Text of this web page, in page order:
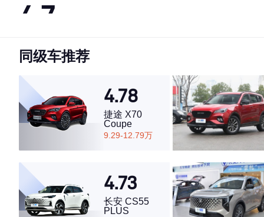
4.7
·外观表现较为优秀，优于56%同级车
·空间表现一般，低于89%同级车
同级车推荐
4.78
捷途 X70
Coupe
9.29-12.79万
4.73
长安 CS55
PLUS